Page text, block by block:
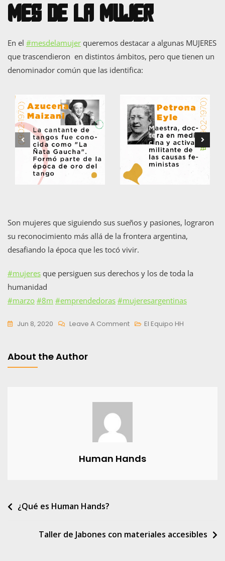
Mes de la Mujer
En el #mesdelamujer queremos destacar a algunas MUJERES
que trascendieron en distintos ámbitos, pero que tienen un
denominador común que las identifica:
Son mujeres que siguiendo sus sueños y pasiones, lograron
su reconocimiento más allá de la frontera argentina,
desafiando la época que les tocó vivir.
#mujeres que persiguen sus derechos y los de toda la
humanidad
#marzo #8m #emprendedoras #mujeresargentinas
Jun 8, 2020 Leave A CommentOn
El Equipo HH
About the Author
Human Hands
Navegación
entradas
¿Qué es Human Hands?
Taller de Jabones con materiales accesibles